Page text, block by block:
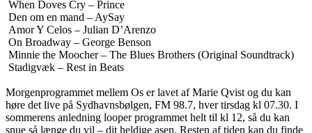
Morgenprogrammet mellem Os er lavet af Marie Qvist og du kan
høre det live på Sydhavnsbølgen, FM 98.7, hver tirsdag kl 07.30. I
sommerens anledning looper programmet helt til kl 12, så du kan
snue så længe du vil – dit heldige asen. Resten af tiden kan du finde